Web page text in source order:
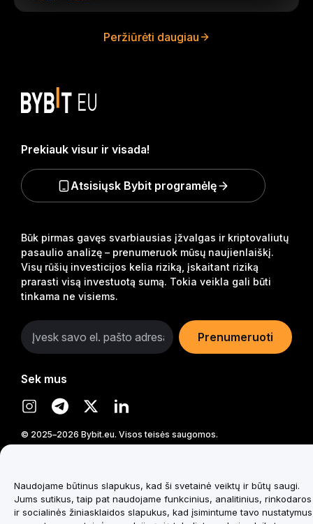
Peržiūrėti daugiau
Būk pirmas gavęs svarbiausias įžvalgas ir kriptovaliutų
pasaulio analizę – prenumeruok mūsų naujienlaiškį.
Visų rūšių investicijos kelia riziką, įskaitant riziką
prarasti visą investuotą sumą. Tokia veikla gali būti
tinkama ne visiems.
Prenumeruoti
Sek mus
© 2025–2026 Bybit.eu. Visos teisės saugomos.
Prekiauk visur ir visada!
Atsisiųsk Bybit programėlę
Naudojame būtinus slapukus, kad ši svetainė veiktų ir būtų saugi.
Jums sutikus, taip pat naudojame funkcinius, analitinius, rinkodaros
ir socialinės žiniasklaidos slapukus, kad įsimintume tavo